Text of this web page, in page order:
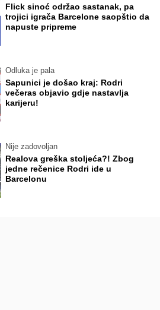
Flick sinoć održao sastanak, pa
trojici igrača Barcelone saopštio da
napuste pripreme
Odluka je pala
Sapunici je došao kraj: Rodri
večeras objavio gdje nastavlja
karijeru!
Nije zadovoljan
Realova greška stoljeća?! Zbog
jedne rečenice Rodri ide u
Barcelonu